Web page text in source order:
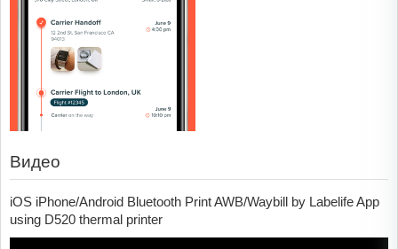
Видео
iOS iPhone/Android Bluetooth Print AWB/Waybill by Labelife App
using D520 thermal printer